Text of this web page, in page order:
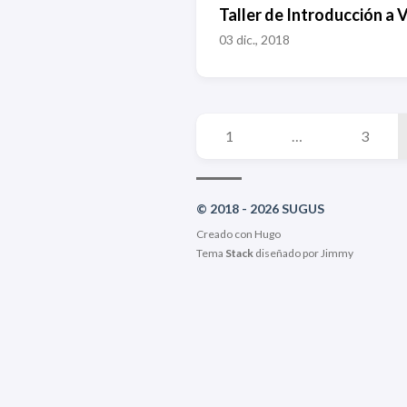
Taller de Introducción a
03 dic., 2018
1 … 3
© 2018 - 2026 SUGUS
Creado con Hugo
Tema Stackdiseñado porJimmy